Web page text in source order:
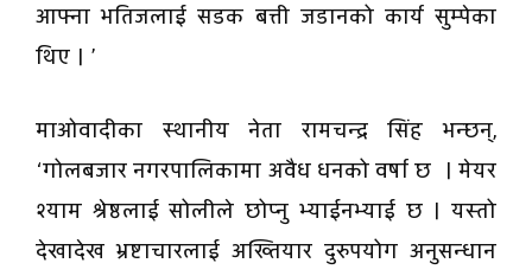
आफ्ना भतिजलाई सडक बत्ती जडानको कार्य सुम्पेका
थिए । ’
माओवादीका स्थानीय नेता रामचन्द्र सिंह भन्छन्,
‘गोलबजार नगरपालिकामा अवैध धनको वर्षा छ । मेयर
श्याम श्रेष्ठलाई सोलीले छोप्नु भ्याईनभ्याई छ । यस्तो
देखादेख भ्रष्टाचारलाई अख्तियार दुरुपयोग अनुसन्धान